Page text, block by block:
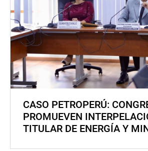
CASO PETROPERÚ:
PROMUEVEN
TITULAR DE ENERGÍA Y